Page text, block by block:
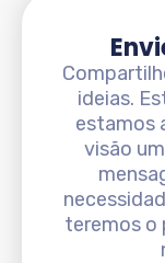
ideias.
estamos
visão
teremos o